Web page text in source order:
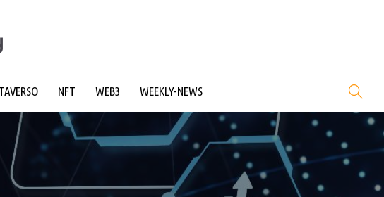
NFT WEB3 WEEKLY-NEWS